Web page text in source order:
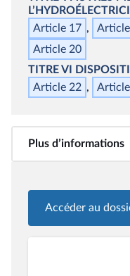
Article 17
Article 20
TITRE VI
Article 22
Plus d’informations
<b>Plus
Accéder au